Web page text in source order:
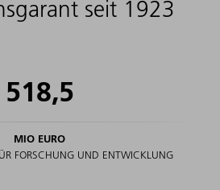
seit 1923
518,5
MIO EURO
FORSCHUNG UND ENTWICKLUNG